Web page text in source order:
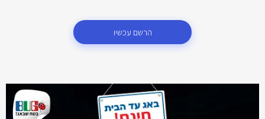
הרשם עכשיו